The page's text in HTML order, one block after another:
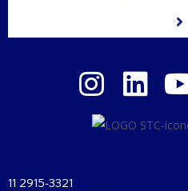
11 2915-3321